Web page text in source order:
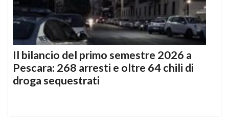
Il bilancio del primo semestre 2026 a
Pescara: 268 arresti e oltre 64 chili di
droga sequestrati